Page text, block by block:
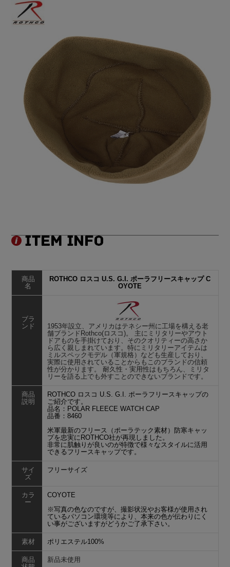
商品
名
ROTHCO ロスコ U.S. G.I. ポーラフリースキャップ C
OYOTE
ブラ
ンド
1953年設立、アメリカはテネシー州に工場を構える老
舗ブランドRothco(ロスコ)。 主にミリタリーやアウト
ドアものを手掛けており、そのクオリティーの高さか
ら広く親しまれています。特にミリタリーアイテムは
ミルスペックモデル（軍規格）なども生産しており、
実際に使用されていることからもこのブランドの信頼
性が分かります。 耐久性・実用性はもちろん、ミリタ
リーを語る上でも外すことのできないブランドです。
商品
説明
ROTHCO ロスコ U.S. G.I. ポーラフリースキャップの
ご紹介です。
品名：POLAR FLEECE WATCH CAP
品番：8460
米軍最新のフリース（ポーラテック素材）防寒キャッ
プを忠実にROTHCO社が再現しました。
非常に肌触りが良いのが特徴で様々なスタイルに活用
できるフリースキャップです。
サイ
ズ
フリーサイズ
カラ
ー
COYOTE
※写真の色なのですが、撮影状況やお客様が使用され
ているパソコン環境等により、本来の色が伝わりにく
い事がございますがどうかご了承下さい。
素材 ポリエステル100%
商品
新品未使用